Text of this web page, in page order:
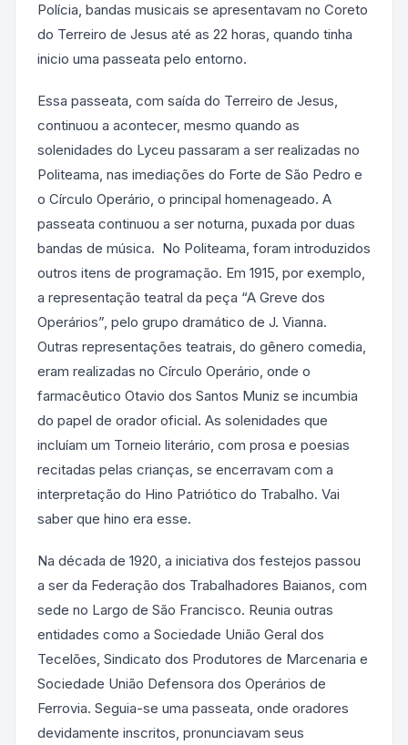
Polícia, bandas musicais se apresentavam no Coreto
do Terreiro de Jesus até as 22 horas, quando tinha
inicio uma passeata pelo entorno.
Essa passeata, com saída do Terreiro de Jesus,
continuou a acontecer, mesmo quando as
solenidades do Lyceu passaram a ser realizadas no
Politeama, nas imediações do Forte de São Pedro e
o Círculo Operário, o principal homenageado. A
passeata continuou a ser noturna, puxada por duas
bandas de música. No Politeama, foram introduzidos
outros itens de programação. Em 1915, por exemplo,
a representação teatral da peça “A Greve dos
Operários”, pelo grupo dramático de J. Vianna.
Outras representações teatrais, do gênero comedia,
eram realizadas no Círculo Operário, onde o
farmacêutico Otavio dos Santos Muniz se incumbia
do papel de orador oficial. As solenidades que
incluíam um Torneio literário, com prosa e poesias
recitadas pelas crianças, se encerravam com a
interpretação do Hino Patriótico do Trabalho. Vai
saber que hino era esse.
Na década de 1920, a iniciativa dos festejos passou
a ser da Federação dos Trabalhadores Baianos, com
sede no Largo de São Francisco. Reunia outras
entidades como a Sociedade União Geral dos
Tecelões, Sindicato dos Produtores de Marcenaria e
Sociedade União Defensora dos Operários de
Ferrovia. Seguia-se uma passeata, onde oradores
devidamente inscritos, pronunciavam seus